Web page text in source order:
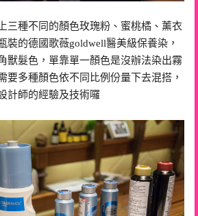
三種不同的顏色玫瑰粉、蜜桃橘、薰衣
裝的德國歌薇goldwell醫美級保養染，
獸髮色，單靠單一顏色是沒辦法染出霧
要多種顏色依不同比例份量下去混搭，
計師的經驗及技術囉